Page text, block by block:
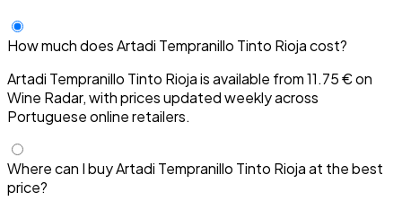
How much does Artadi Tempranillo Tinto Rioja cost?
Artadi Tempranillo Tinto Rioja is available from 11.75 € on
Wine Radar, with prices updated weekly across
Portuguese online retailers.
Where can I buy Artadi Tempranillo Tinto Rioja at the best
price?